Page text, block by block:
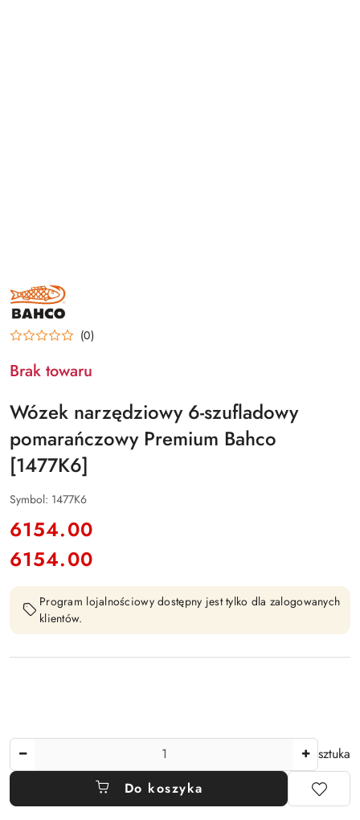
BAHCO
(0)
Brak towaru
Wózek narzędziowy 6-szufladowy
pomarańczowy Premium Bahco
[1477K6]
Symbol: 1477K6
cena:
6154.00
Cena:
6154.00
Program lojalnościowy dostępny jest tylko dla zalogowanych
klientów.
sztuka
Do koszyka